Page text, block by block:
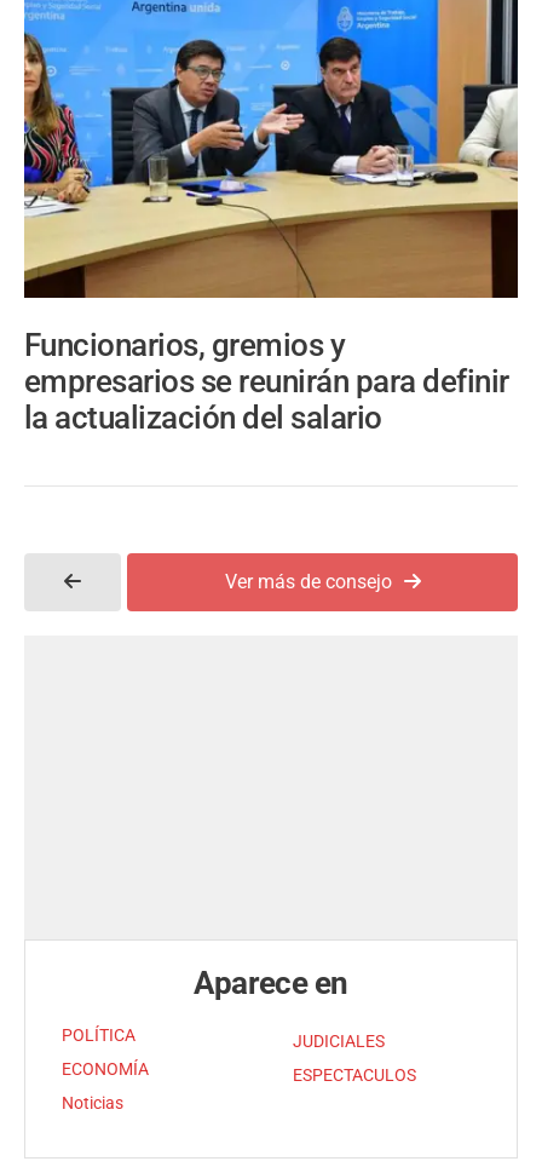
Funcionarios, gremios y
empresarios se reunirán para definir
la actualización del salario
Ver más de consejo
Aparece en
POLÍTICA
ECONOMÍA
Noticias
JUDICIALES
ESPECTACULOS